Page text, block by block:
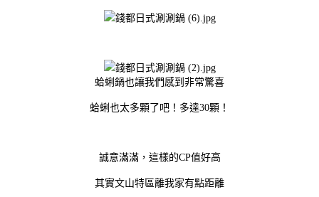
蛤蜊鍋也讓我們感到非常驚喜
蛤蜊也太多顆了吧！多達30顆！
誠意滿滿，這樣的CP值好高
其實文山特區離我家有點距離